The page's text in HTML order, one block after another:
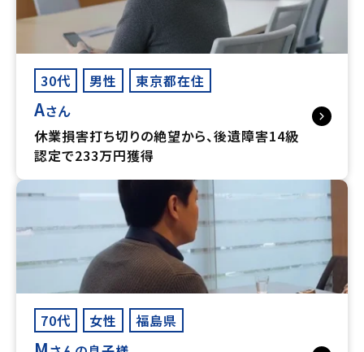
30代 男性 東京都在住
Aさん
休業損害打ち切りの絶望から、後遺障害14級
認定で233万円獲得
70代 女性 福島県